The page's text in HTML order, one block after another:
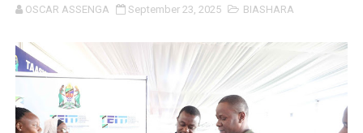
BALOZI MBAROUK ASEMA ITALIA INA NAFASI KUBWA
VIJANA TUJITOKEZE KUITETEA SERIKALI DHIDI YA
OSCAR ASSENGA September 23, 2025 BIASHARA